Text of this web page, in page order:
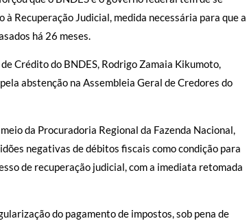
Recuperação Judicial, medida necessária para que a
há 26 meses.
Crédito do BNDES, Rodrigo Zamaia Kikumoto,
abstenção na Assembleia Geral de Credores do
da Procuradoria Regional da Fazenda Nacional,
negativas de débitos fiscais como condição para
de recuperação judicial, com a imediata retomada
do pagamento de impostos, sob pena de